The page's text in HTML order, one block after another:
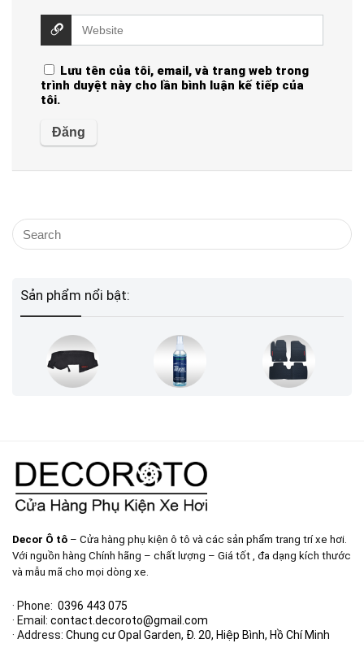
Lưu tên của tôi, email, và trang web trong
trình duyệt này cho lần bình luận kế tiếp của
tôi.
Sản phẩm nổi bật:
Decor Ô tô – Cửa hàng phụ kiện ô tô và các sản phẩm trang trí xe hơi.
Với nguồn hàng Chính hãng – chất lượng – Giá tốt , đa dạng kích thước
và mẫu mã cho mọi dòng xe.
· Phone: 0396 443 075
· Email: contact.decoroto@gmail.com
· Address: Chung cư Opal Garden, Đ. 20, Hiệp Bình, Hồ Chí Minh